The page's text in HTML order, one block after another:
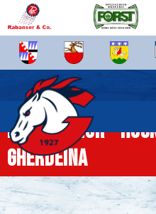
News Senior -
Gherdëina